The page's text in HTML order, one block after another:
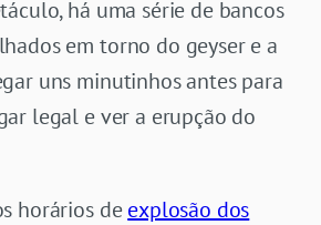
há uma série de bancos
em torno do geyser e a
uns minutinhos antes para
legal e ver a erupção do
horários deexplosão dos